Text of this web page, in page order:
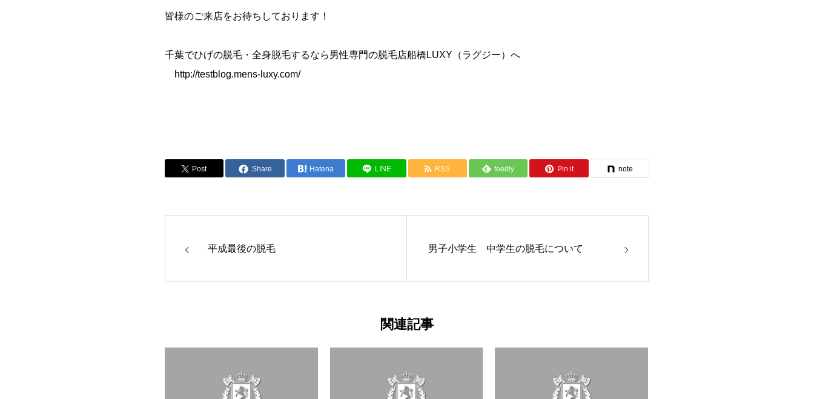
皆様のご来店をお待ちしております！
千葉でひげの脱毛・全身脱毛するなら男性専門の脱毛店船橋LUXY（ラグジー）へ
http://testblog.mens-luxy.com/
Post Share Hatena LINE RSS feedly Pin it note
平成最後の脱毛 男子小学生 中学生の脱毛について
関連記事